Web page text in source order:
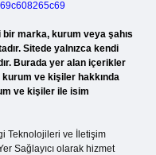
marka, kurum veya şahıs
Sitede yalnızca kendi
Burada yer alan içerikler
ve kişiler hakkında
ve kişiler ile isim
Teknolojileri ve İletişim
Sağlayıcı olarak hizmet